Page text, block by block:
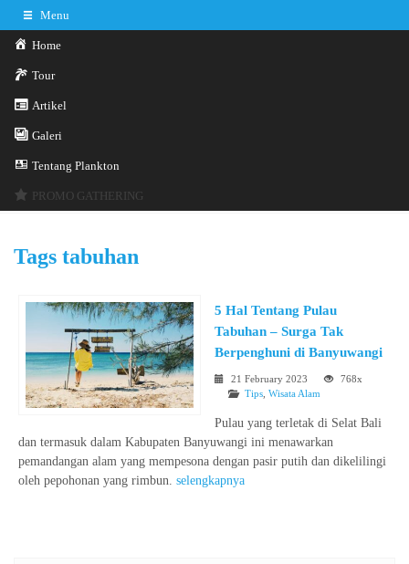
Menu
Home
Tour
Artikel
Galeri
Tentang Plankton
PROMO GATHERING
Tags tabuhan
5 Hal Tentang Pulau
Tabuhan – Surga Tak
Berpenghuni di Banyuwangi
21 February 2023
768x
Tips Wisata Alam
Pulau yang terletak di Selat Bali
dan termasuk dalam Kabupaten Banyuwangi ini menawarkan
pemandangan alam yang mempesona dengan pasir putih dan dikelilingi
oleh pepohonan yang rimbun. selengkapnya